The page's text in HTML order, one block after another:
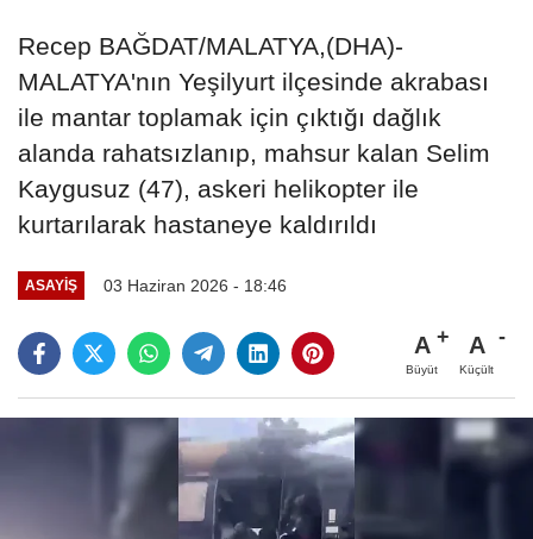
Recep BAĞDAT/MALATYA,(DHA)-
MALATYA'nın Yeşilyurt ilçesinde akrabası
ile mantar toplamak için çıktığı dağlık
alanda rahatsızlanıp, mahsur kalan Selim
Kaygusuz (47), askeri helikopter ile
kurtarılarak hastaneye kaldırıldı
ASAYIŞ 03 Haziran 2026 - 18:46
A
Büyüt
A
Küçült